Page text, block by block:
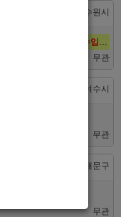
경기 > 수원시
무관
전남 > 여수시
니다 최고대우보장
무관
서울 > 동대문구
호빠
무관